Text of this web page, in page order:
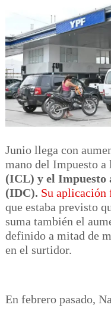
Junio llega con
mano del Impuesto a
(ICL) y el Impuesto
(IDC). Su aplicación
que estaba previsto
suma también el
definido a mitad de
en el surtidor.
En febrero pasado,